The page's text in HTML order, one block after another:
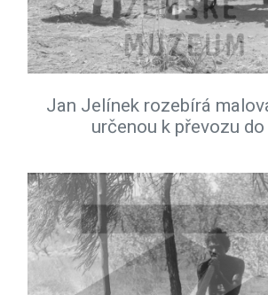
Jan Jelínek rozebírá
určenou k převozu do